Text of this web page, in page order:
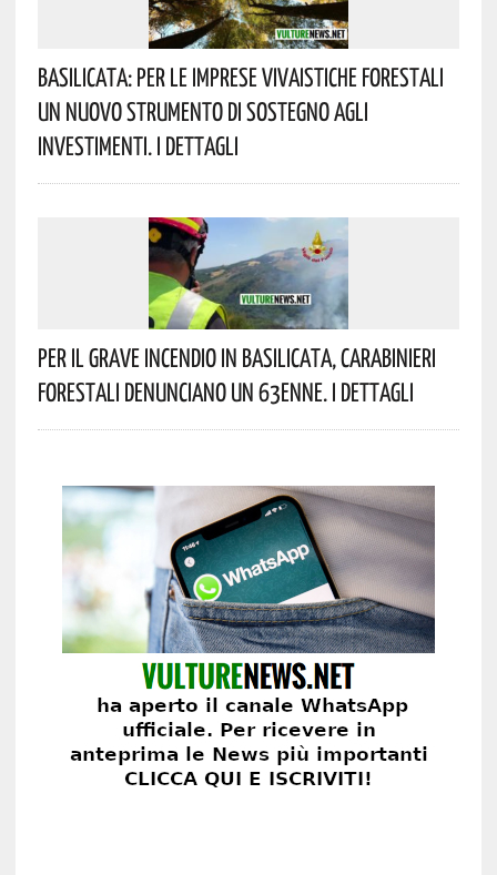
Basilicata: Per Le Imprese Vivaistiche Forestali
Un Nuovo Strumento Di Sostegno Agli
Investimenti. I Dettagli
Per Il Grave Incendio In Basilicata, Carabinieri
Forestali Denunciano Un 63enne. I Dettagli